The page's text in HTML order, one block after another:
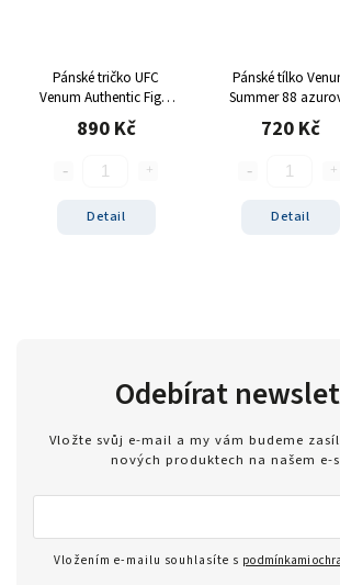
Pánské tričko UFC
Venum Authentic Fight
Week 2.0 černo-červená
890 Kč
Detail
Pánské tílko
Summer 88
720 Kč
Detail
Odebírat
Vložte svůj e-mail a my vám budeme
nových produktech na našem e-
Vložením e-mailu souhlasíte s podmínkami